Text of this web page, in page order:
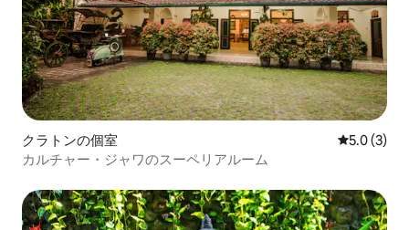
クラトンの個室 レビュー3
5.0 (3)
カルチャー・ジャワのスーペリアルーム